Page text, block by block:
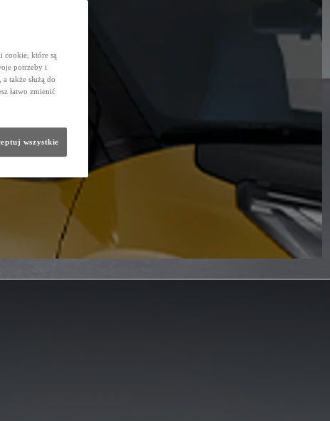
cookie, które są
potrzeby i
także służą do
łatwo zmienić
wszystkie